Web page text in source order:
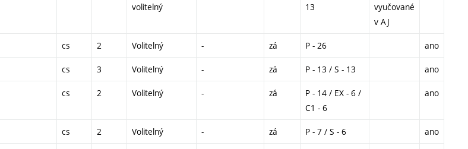
volitelný
13
vyučované
v AJ
cs 2 Volitelný - zá P - 26 ano
cs 3 Volitelný - zá P - 13 / S - 13 ano
cs 2 Volitelný - zá
P - 14 / EX - 6 /
C1 - 6
ano
cs 2 Volitelný - zá P - 7 / S - 6 ano